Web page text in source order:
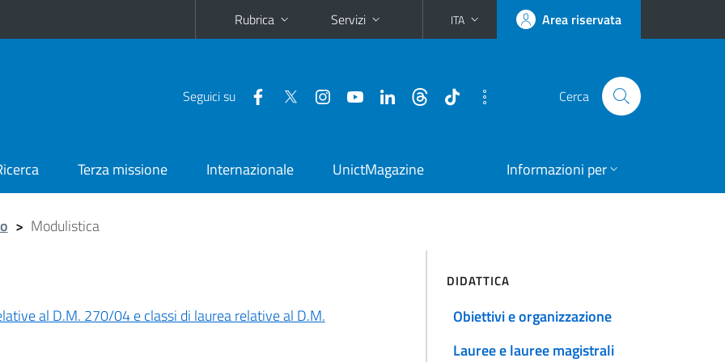
Rubrica Servizi ITA Area riservata
Seguici su Cerca
Terza missione Internazionale UnictMagazine Informazioni per
> Modulistica
al D.M. 270/04 e classi di laurea relative al D.M.
DIDATTICA
Obiettivi e organizzazione
Lauree e lauree magistrali